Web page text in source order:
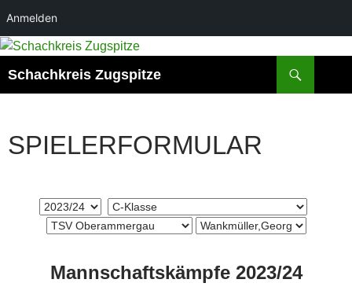
Anmelden
Zum
springen
Schachkreis Zugspitze
SPIELERFORMULAR
Mannschaftskämpfe 2023/24